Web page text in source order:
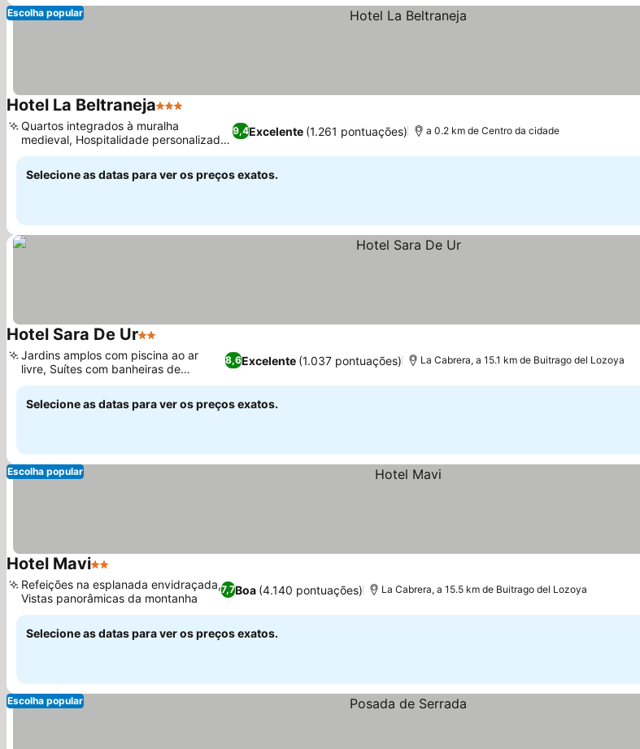
Escolha popular
Hotel La Beltraneja3 Estrelas
9,4Excelente (1.261 pontuações)
Quartos integrados à muralha
medieval, Hospitalidade personalizada
do proprietário
a 0.2 km de Centro da cidade
Selecione as datas para ver os preços exatos.
Hotel Sara De Ur2 Estrelas
8,6Excelente (1.037 pontuações)
Jardins amplos com piscina ao ar
livre, Suítes com banheiras de
hidromassagem
La Cabrera, a 15.1 km de Buitrago del Lozoya
Selecione as datas para ver os preços exatos.
Escolha popular
Hotel Mavi2 Estrelas
7,7Boa (4.140 pontuações)
Refeições na esplanada envidraçada,
Vistas panorâmicas da montanha
La Cabrera, a 15.5 km de Buitrago del Lozoya
Selecione as datas para ver os preços exatos.
Escolha popular